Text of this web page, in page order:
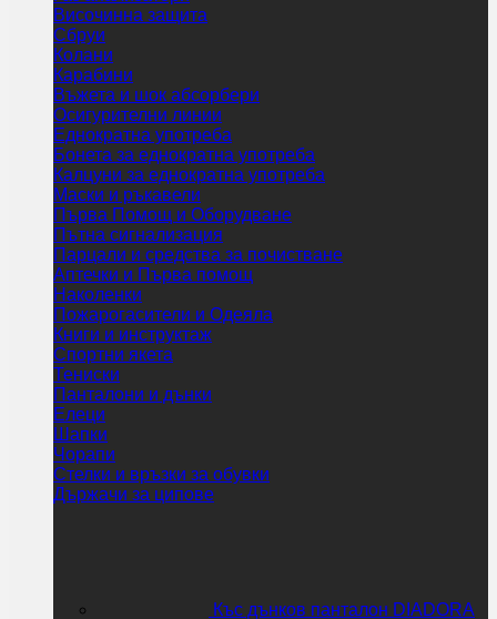
Височинна защита
Сбруи
Колани
Карабини
Въжета и шок абсорбери
Осигурителни линии
Еднократна употреба
Бонета за еднократна употреба
Калцуни за еднократна употреба
Маски и ръкавели
Първа Помощ и Оборудване
Пътна сигнализация
Парцали и средства за почистване
Аптечки и Първа помощ
Наколенки
Пожарогасители и Одеяла
Книги и инструктаж
Спортни якета
Тениски
Панталони и дънки
Елеци
Шапки
Чорапи
Стелки и връзки за обувки
Държачи за ципове
Къс дънков панталон DIADORA